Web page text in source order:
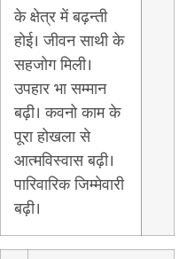
के क्षेत्र में बढ़न्ती
होई। जीवन साथी के
सहजोग मिली।
उपहार भा सम्मान
बढ़ी। कवनो काम के
पूरा होखला से
आत्मविस्वास बढ़ी।
पारिवारिक जिम्मेवारी
बढ़ी।